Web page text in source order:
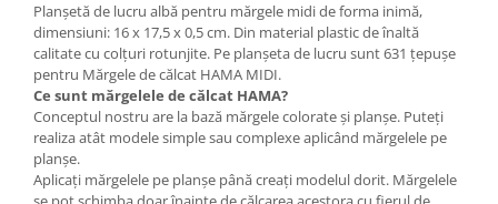
Saltele
Trasee de motricitate
Wellness
Diverse jucarii educative
Apa si nisip
Dezvoltarea limbajului
Planșetă de lucru albă pentru mărgele midi de forma inimă,
dimensiuni: 16 x 17,5 x 0,5 cm. Din material plastic de înaltă
calitate cu colțuri rotunjite. Pe planșeta de lucru sunt 631 țepușe
pentru Mărgele de călcat HAMA MIDI.
Ce sunt mărgelele de călcat HAMA?
Conceptul nostru are la bază mărgele colorate și planșe. Puteți
realiza atât modele simple sau complexe aplicând mărgelele pe
planșe.
Aplicați mărgelele pe planșe până creați modelul dorit. Mărgelele